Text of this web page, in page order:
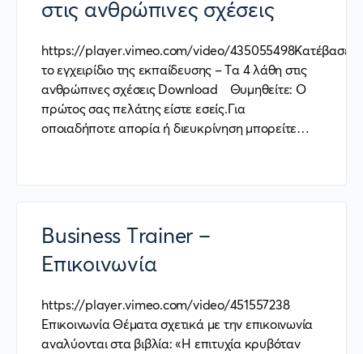
στις ανθρώπινες σχέσεις
https://player.vimeo.com/video/435055498Κατέβασε
το εγχειρίδιο της εκπαίδευσης – Τα 4 λάθη στις
ανθρώπινες σχέσεις Download Θυμηθείτε: Ο
πρώτος σας πελάτης είστε εσείς.Για
οποιαδήποτε απορία ή διευκρίνηση μπορείτε…
Business Trainer –
Επικοινωνία
https://player.vimeo.com/video/451557238
Επικοινωνία Θέματα σχετικά με την επικοινωνία
αναλύονται στα βιβλία: «Η επιτυχία κρυβόταν